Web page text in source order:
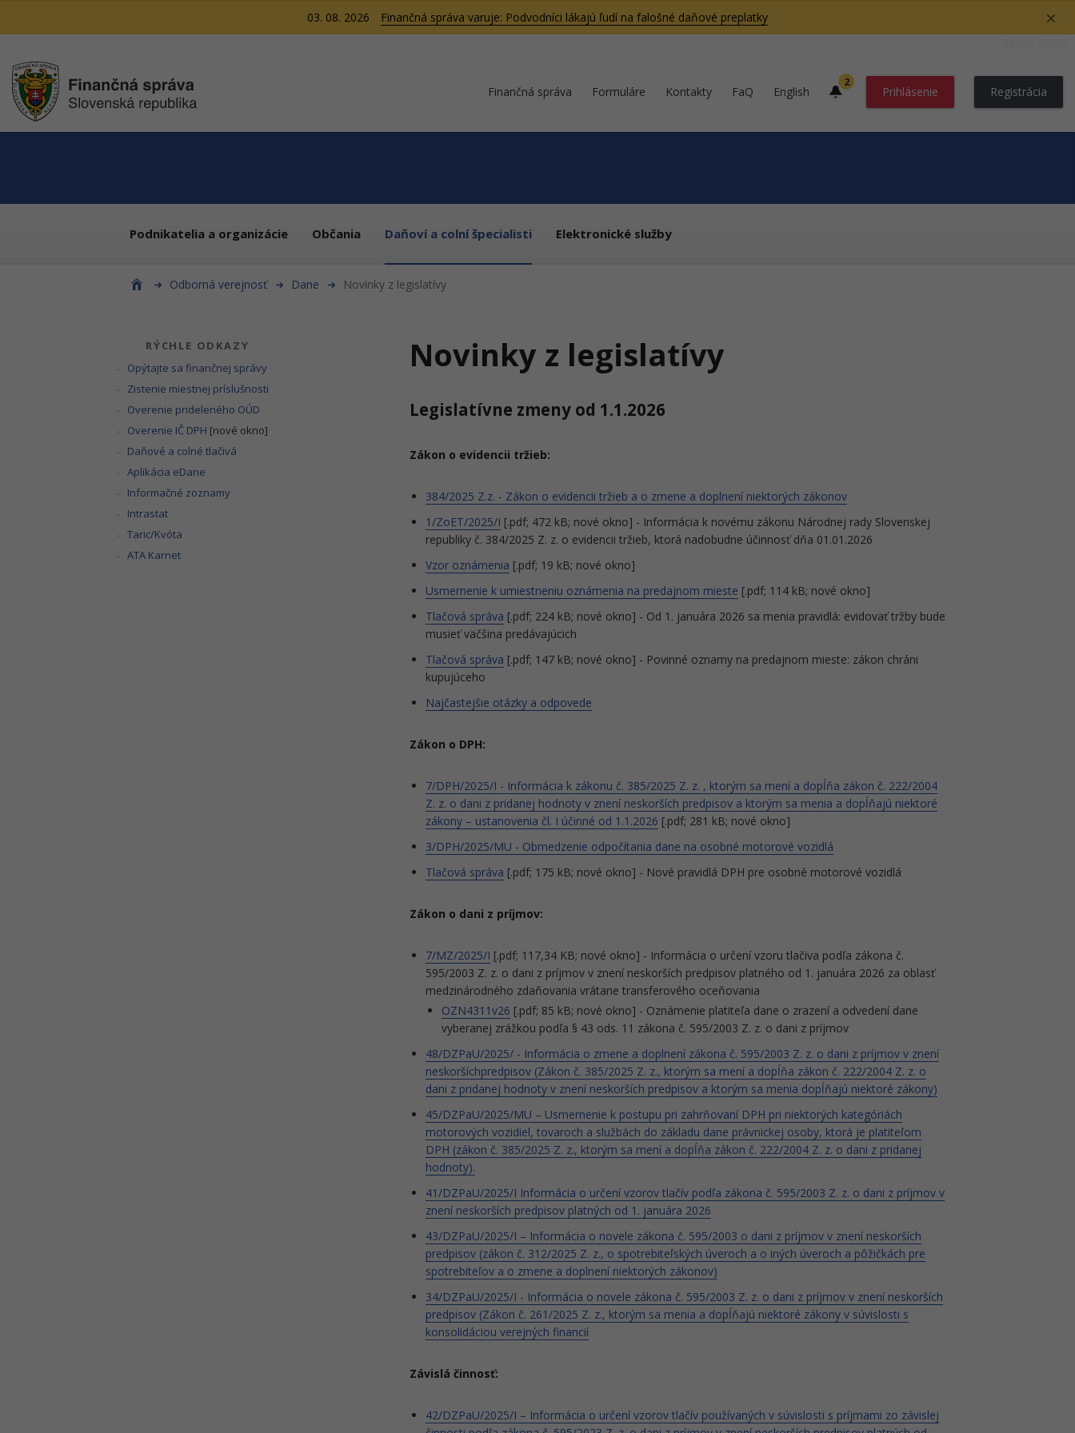
03. 08. 2026
Finančná správa varuje: Podvodníci lákajú ľudí na falošné daňové preplatky
Finančná správa Formuláre Kontakty FaQ English
2
Prihlásenie Registrácia
Podnikatelia a organizácie Občania Daňoví a colní špecialisti Elektronické služby
Odborná verejnosť Dane Novinky z legislatívy
RÝCHLE ODKAZY
Opýtajte sa finančnej správy
Zistenie miestnej príslušnosti
Overenie prideleného OÚD
Overenie IČ DPH [nové okno]
Daňové a colné tlačivá
Aplikácia eDane
Informačné zoznamy
Intrastat
Taric/Kvóta
ATA Karnet
Novinky z legislatívy
Legislatívne zmeny od 1.1.2026
Zákon o evidencii tržieb:
384/2025 Z.z. - Zákon o evidencii tržieb a o zmene a doplnení niektorých zákonov
1/ZoET/2025/I [.pdf; 472 kB; nové okno] - Informácia k novému zákonu Národnej rady Slovenskej
republiky č. 384/2025 Z. z. o evidencii tržieb, ktorá nadobudne účinnosť dňa 01.01.2026
Vzor oznámenia [.pdf; 19 kB; nové okno]
Usmernenie k umiestneniu oznámenia na predajnom mieste [.pdf; 114 kB; nové okno]
Tlačová správa [.pdf; 224 kB; nové okno] - Od 1. januára 2026 sa menia pravidlá: evidovať tržby bude
musieť väčšina predávajúcich
Tlačová správa [.pdf; 147 kB; nové okno] - Povinné oznamy na predajnom mieste: zákon chráni
kupujúceho
Najčastejšie otázky a odpovede
Zákon o DPH:
7/DPH/2025/I - Informácia k zákonu č. 385/2025 Z. z. , ktorým sa mení a dopĺňa zákon č. 222/2004
Z. z. o dani z pridanej hodnoty v znení neskorších predpisov a ktorým sa menia a dopĺňajú niektoré
zákony – ustanovenia čl. I účinné od 1.1.2026 [.pdf; 281 kB; nové okno]
3/DPH/2025/MU - Obmedzenie odpočítania dane na osobné motorové vozidlá
Tlačová správa [.pdf; 175 kB; nové okno] - Nové pravidlá DPH pre osobné motorové vozidlá
Zákon o dani z príjmov:
7/MZ/2025/I [.pdf; 117,34 KB; nové okno] - Informácia o určení vzoru tlačiva podľa zákona č.
595/2003 Z. z. o dani z príjmov v znení neskorších predpisov platného od 1. januára 2026 za oblasť
medzinárodného zdaňovania vrátane transferového oceňovania
OZN4311v26 [.pdf; 85 kB; nové okno] - Oznámenie platiteľa dane o zrazení a odvedení dane
vyberanej zrážkou podľa § 43 ods. 11 zákona č. 595/2003 Z. z. o dani z príjmov
48/DZPaU/2025/ - Informácia o zmene a doplnení zákona č. 595/2003 Z. z. o dani z príjmov v znení
neskoršíchpredpisov (Zákon č. 385/2025 Z. z., ktorým sa mení a dopĺňa zákon č. 222/2004 Z. z. o
dani z pridanej hodnoty v znení neskorších predpisov a ktorým sa menia dopĺňajú niektoré zákony)
45/DZPaU/2025/MU – Usmernenie k postupu pri zahrňovaní DPH pri niektorých kategóriách
motorových vozidiel, tovaroch a službách do základu dane právnickej osoby, ktorá je platiteľom
DPH (zákon č. 385/2025 Z. z., ktorým sa mení a dopĺňa zákon č. 222/2004 Z. z. o dani z pridanej
hodnoty).
41/DZPaU/2025/I Informácia o určení vzorov tlačív podľa zákona č. 595/2003 Z. z. o dani z príjmov v
znení neskorších predpisov platných od 1. januára 2026
43/DZPaU/2025/I – Informácia o novele zákona č. 595/2003 o dani z príjmov v znení neskorších
predpisov (zákon č. 312/2025 Z. z., o spotrebiteľských úveroch a o iných úveroch a pôžičkách pre
spotrebiteľov a o zmene a doplnení niektorých zákonov)
34/DZPaU/2025/I - Informácia o novele zákona č. 595/2003 Z. z. o dani z príjmov v znení neskorších
predpisov (Zákon č. 261/2025 Z. z., ktorým sa menia a dopĺňajú niektoré zákony v súvislosti s
konsolidáciou verejných financií
Závislá činnosť:
42/DZPaU/2025/I – Informácia o určení vzorov tlačív používaných v súvislosti s príjmami zo závislej